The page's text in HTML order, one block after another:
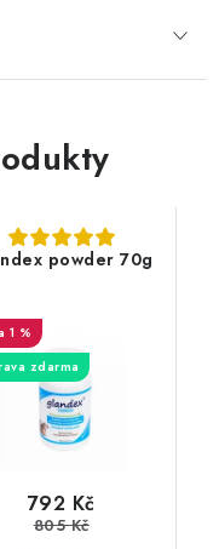
powder 70g
1 %
zdarma
792 Kč
805 Kč